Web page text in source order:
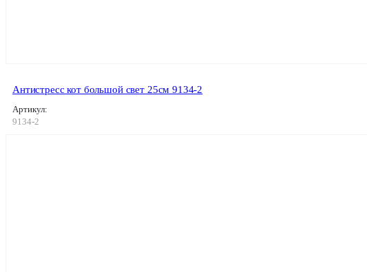
Антистресс кот большой свет 25см 9134-2
Артикул:
9134-2